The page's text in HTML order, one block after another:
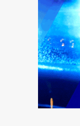
ΠΥΡΟΣΒΕΣΤΙΚΗ
ΕΝΟΠΛΕΣ ΔΥΝΑΜΕΙΣ